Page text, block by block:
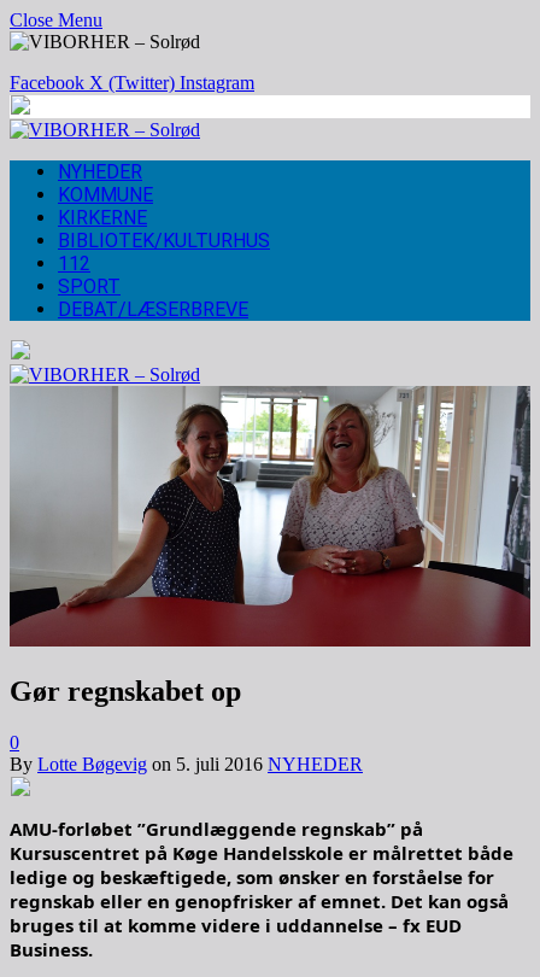
Close Menu
Facebook X (Twitter) Instagram
NYHEDER
KOMMUNE
KIRKERNE
BIBLIOTEK/KULTURHUS
112
SPORT
DEBAT/LÆSERBREVE
Gør regnskabet op
0
By Lotte Bøgevig on 5. juli 2016 NYHEDER
AMU-forløbet ”Grundlæggende regnskab” på
Kursuscentret på Køge Handelsskole er målrettet både
ledige og beskæftigede, som ønsker en forståelse for
regnskab eller en genopfrisker af emnet. Det kan også
bruges til at komme videre i uddannelse – fx EUD
Business.